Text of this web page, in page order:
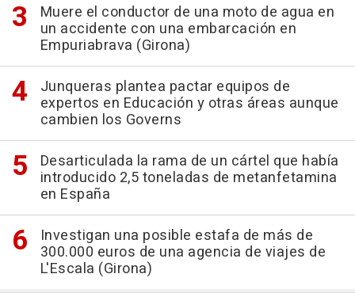
Muere el conductor de una moto de agua en
un accidente con una embarcación en
Empuriabrava (Girona)
Junqueras plantea pactar equipos de
expertos en Educación y otras áreas aunque
cambien los Governs
Desarticulada la rama de un cártel que había
introducido 2,5 toneladas de metanfetamina
en España
Investigan una posible estafa de más de
300.000 euros de una agencia de viajes de
L'Escala (Girona)